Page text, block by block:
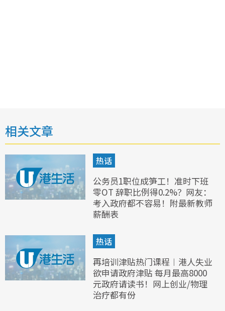
相关文章
热话
公务员1职位成笋工！准时下班
零OT 辞职比例得0.2%？网友：
考入政府都不容易！附最新教师
薪酬表
热话
再培训津贴热门课程︱港人失业
欲申请政府津贴 每月最高8000
元政府请读书！网上创业/物理
治疗都有份